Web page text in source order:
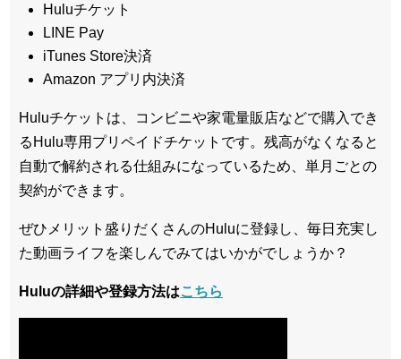
Huluチケット
LINE Pay
iTunes Store決済
Amazon アプリ内決済
Huluチケットは、コンビニや家電量販店などで購入でき
るHulu専用プリペイドチケットです。残高がなくなると
自動で解約される仕組みになっているため、単月ごとの
契約ができます。
ぜひメリット盛りだくさんのHuluに登録し、毎日充実し
た動画ライフを楽しんでみてはいかがでしょうか？
Huluの詳細や登録方法はこちら